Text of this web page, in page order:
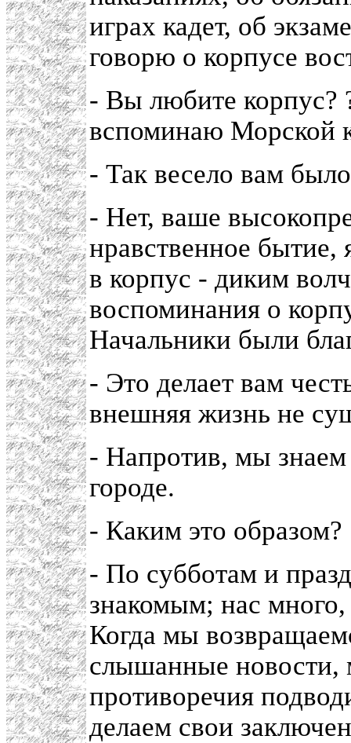
играх кадет, об
говорю о корпусе
- Вы любите корпус?
вспоминаю Морской
- Так весело вам
- Нет, ваше
нравственное бытие,
в корпус - диким
воспоминания о
Начальники были
- Это делает вам
внешняя жизнь не
- Напротив, мы знаем
городе.
- Каким это образом?
- По субботам и
знакомым; нас много,
Когда мы
слышанные новости,
противоречия
делаем свои